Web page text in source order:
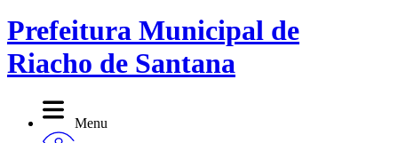
Prefeitura Municipal de
Riacho de Santana
Menu